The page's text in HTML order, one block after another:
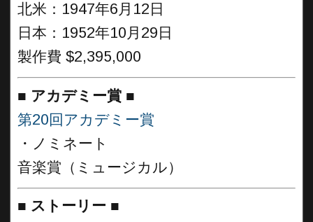
北米：1947年6月12日
日本：1952年10月29日
製作費 $2,395,000
■ アカデミー賞 ■
第20回アカデミー賞
・ノミネート
音楽賞（ミュージカル）
■ ストーリー ■